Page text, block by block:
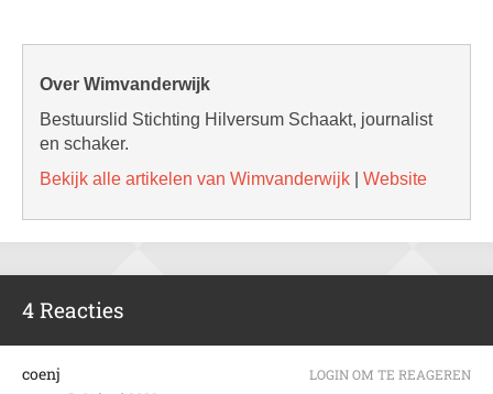
Over Wimvanderwijk
Bestuurslid Stichting Hilversum Schaakt, journalist
en schaker.
Bekijk alle artikelen van Wimvanderwijk
Website
4 Reacties
coenj LOGIN OM TE REAGEREN